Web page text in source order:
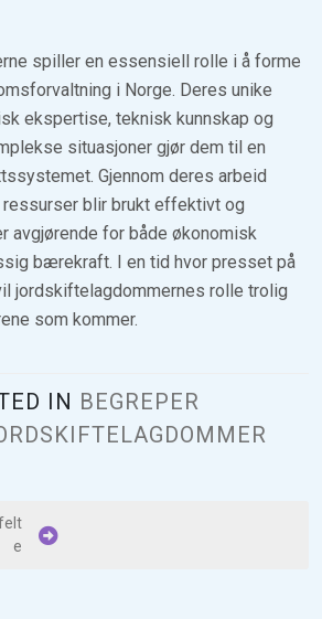
spiller en essensiell rolle i å forme
i Norge. Deres unike
ekspertise, teknisk kunnskap og
situasjoner gjør dem til en
Gjennom deres arbeid
blir brukt effektivt og
avgjørende for både økonomisk
bærekraft. I en tid hvor presset på
jordskiftelagdommernes rolle trolig
som kommer.
IN BEGREPER
e